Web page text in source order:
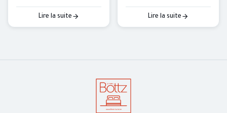
questions à se poser pour
choisir un cadre de lit qui dure
et qui vous facilite le
Lire la suite
sommeil et de votre
corpulence. On vous explique
comment trouver le vôtre — et
Lire la suite